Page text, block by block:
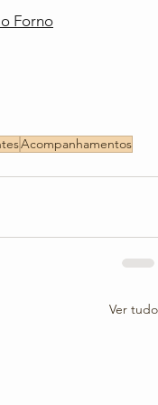
Forno
Acompanhamentos
Ver tudo